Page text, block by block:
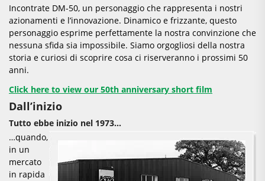
Incontrate DM-50, un personaggio che rappresenta i nostri
azionamenti e l’innovazione. Dinamico e frizzante, questo
personaggio esprime perfettamente la nostra convinzione che
nessuna sfida sia impossibile. Siamo orgogliosi della nostra
storia e curiosi di scoprire cosa ci riserveranno i prossimi 50
anni.
Click here to view our 50th anniversary short film
Dall’inizio
Tutto ebbe inizio nel 1973…
…quando,
in un
mercato
in rapida